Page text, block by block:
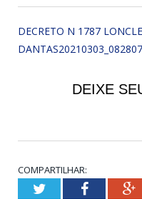
DECRETO N 1787
DEIXE
COMPARTILHAR:
TwitterFacebook